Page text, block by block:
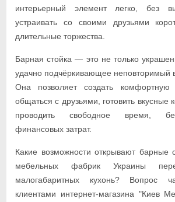
интерьерный элемент легко, без
устраивать со своими друзьями
длительные торжества.
Барная стойка — это не только
удачно подчёркивающее неповторимый
Она позволяет создать
общаться с друзьями, готовить вкусные
проводить свободное время,
финансовых затрат.
Какие возможности открывают барные
мебельных фабрик Украины
малогабаритных кухонь? Вопрос
клиентами интернет-магазина "Киев